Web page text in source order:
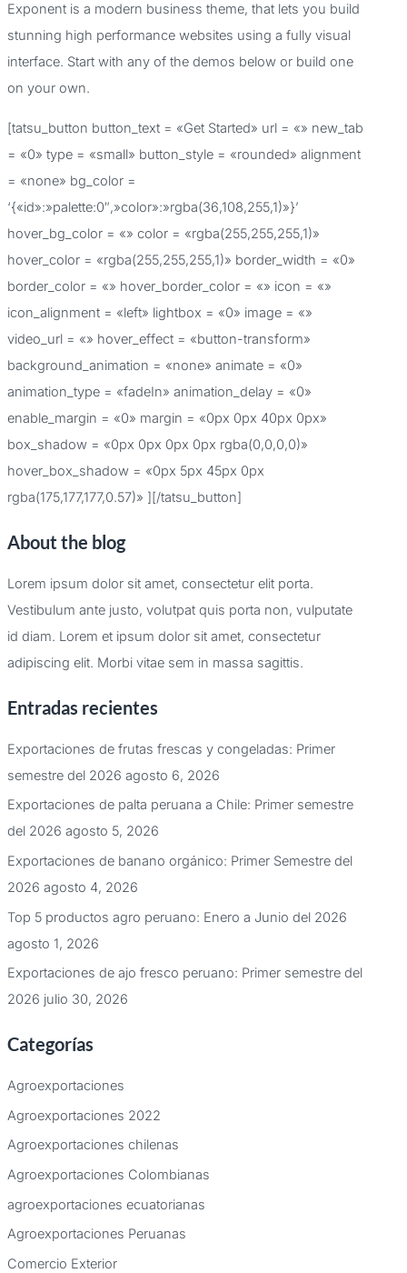
r
:
Exponent is a modern business theme, that lets you build
stunning high performance websites using a fully visual
interface. Start with any of the demos below or build one
on your own.
[tatsu_button button_text = «Get Started» url = «» new_tab
= «0» type = «small» button_style = «rounded» alignment
= «none» bg_color =
‘{«id»:»palette:0″,»color»:»rgba(36,108,255,1)»}’
hover_bg_color = «» color = «rgba(255,255,255,1)»
hover_color = «rgba(255,255,255,1)» border_width = «0»
border_color = «» hover_border_color = «» icon = «»
icon_alignment = «left» lightbox = «0» image = «»
video_url = «» hover_effect = «button-transform»
background_animation = «none» animate = «0»
animation_type = «fadeIn» animation_delay = «0»
enable_margin = «0» margin = «0px 0px 40px 0px»
box_shadow = «0px 0px 0px 0px rgba(0,0,0,0)»
hover_box_shadow = «0px 5px 45px 0px
rgba(175,177,177,0.57)» ][/tatsu_button]
About the blog
Lorem ipsum dolor sit amet, consectetur elit porta.
Vestibulum ante justo, volutpat quis porta non, vulputate
id diam. Lorem et ipsum dolor sit amet, consectetur
adipiscing elit. Morbi vitae sem in massa sagittis.
Entradas recientes
Exportaciones de frutas frescas y congeladas: Primer
semestre del 2026 agosto 6, 2026
Exportaciones de palta peruana a Chile: Primer semestre
del 2026 agosto 5, 2026
Exportaciones de banano orgánico: Primer Semestre del
2026 agosto 4, 2026
Top 5 productos agro peruano: Enero a Junio del 2026
agosto 1, 2026
Exportaciones de ajo fresco peruano: Primer semestre del
2026 julio 30, 2026
Categorías
Agroexportaciones
Agroexportaciones 2022
Agroexportaciones chilenas
Agroexportaciones Colombianas
agroexportaciones ecuatorianas
Agroexportaciones Peruanas
Comercio Exterior